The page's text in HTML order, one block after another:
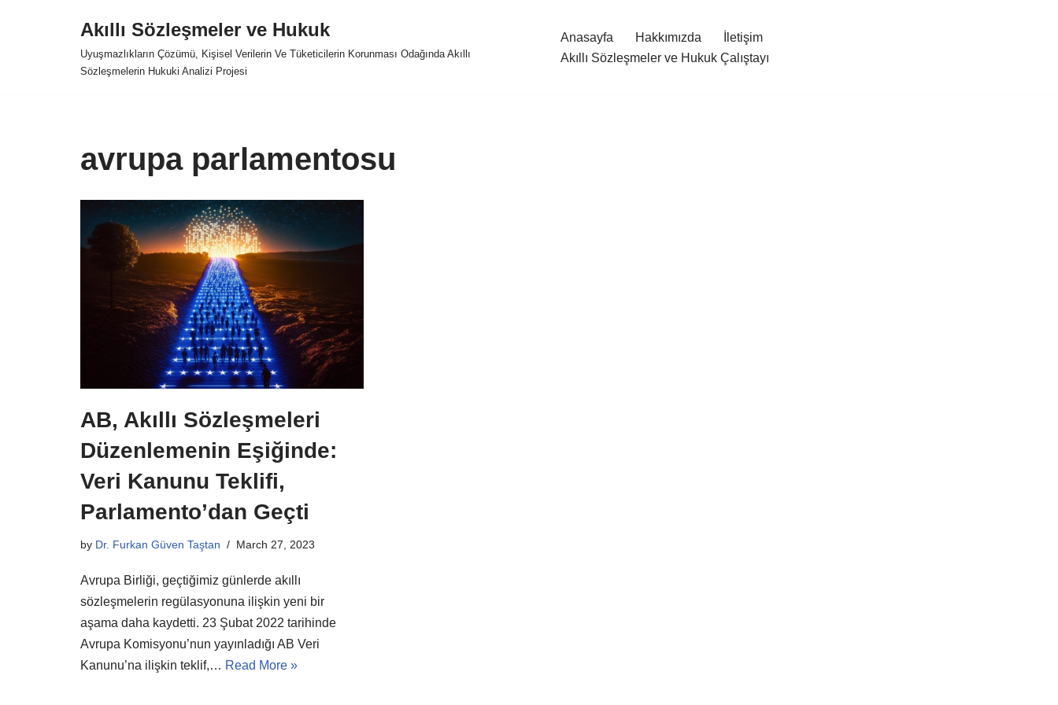
Akıllı Sözleşmeler ve Hukuk
Uyuşmazlıkların Çözümü, Kişisel Verilerin Ve Tüketicilerin Korunması Odağında Akıllı
Sözleşmelerin Hukuki Analizi Projesi
Anasayfa Hakkımızda
İletişim
Akıllı Sözleşmeler ve Hukuk Çalıştayı
avrupa parlamentosu
AB, Akıllı Sözleşmeleri
Düzenlemenin Eşiğinde:
Veri Kanunu Teklifi,
Parlamento’dan Geçti
by Dr. Furkan Güven Taştan March 27, 2023
Avrupa Birliği, geçtiğimiz günlerde akıllı
sözleşmelerin regülasyonuna ilişkin yeni bir
aşama daha kaydetti. 23 Şubat 2022 tarihinde
Avrupa Komisyonu’nun yayınladığı AB Veri
Kanunu’na ilişkin teklif,… Read More »